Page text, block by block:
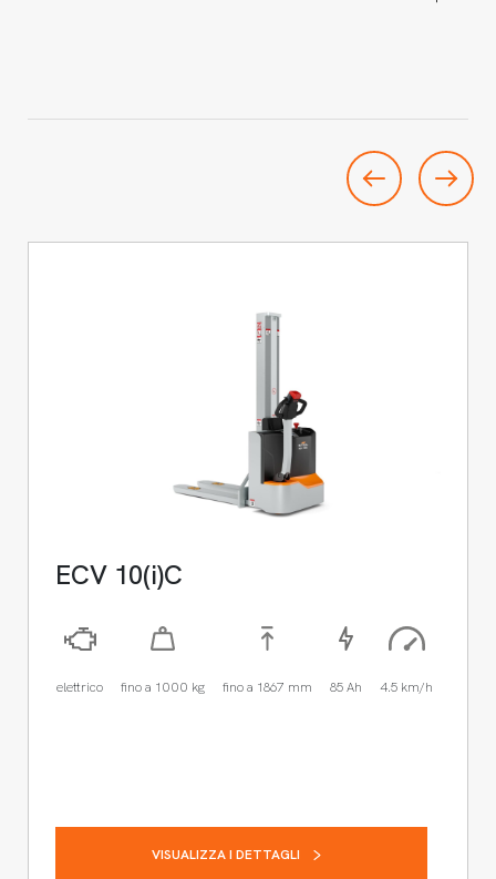
ECV 10(i)C
elettrico fino a 1000 kg fino a 1867 mm 85 Ah 4.5 km/h
VISUALIZZA I DETTAGLI